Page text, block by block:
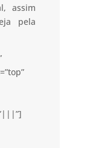
assim
pela